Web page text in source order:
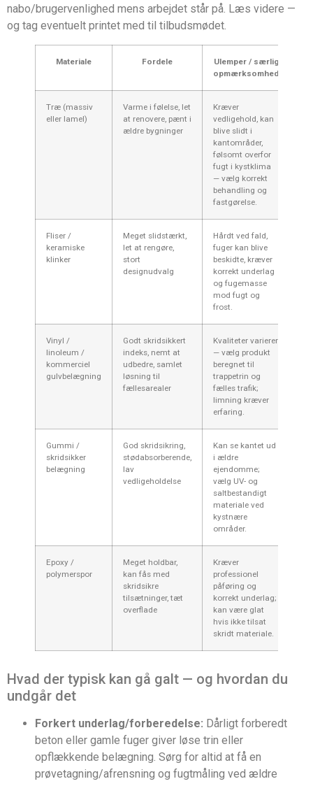
nabo/brugervenlighed mens arbejdet står på. Læs videre —
og tag eventuelt printet med til tilbuds­mødet.
Materiale Fordele
Ulemper / særlig
opmærksomhed
Træ (massiv
eller lamel)
Varme i følelse, let
at renovere, pænt i
ældre bygninger
Kræver
vedligehold, kan
blive slidt i
kantområder,
følsomt overfor
fugt i kystklima
— vælg korrekt
behandling og
fastgørelse.
Fliser /
keramiske
klinker
Meget slidstærkt,
let at rengøre,
stort
designudvalg
Hårdt ved fald,
fuger kan blive
beskidte, kræver
korrekt underlag
og fugemasse
mod fugt og
frost.
Vinyl /
linoleum /
kommerciel
gulvbelægning
Godt skridsikkert
indeks, nemt at
udbedre, samlet
løsning til
fællesarealer
Kvaliteter varierer
— vælg produkt
beregnet til
trappetrin og
fælles trafik;
limning kræver
erfaring.
Gummi /
skridsikker
belægning
God skridsikring,
stødabsorberende,
lav
vedligeholdelse
Kan se kantet ud
i ældre
ejendomme;
vælg UV- og
saltbestandigt
materiale ved
kystnære
områder.
Epoxy /
polymerspor
Meget holdbar,
kan fås med
skridsikre
tilsætninger, tæt
overflade
Kræver
professionel
påføring og
korrekt underlag;
kan være glat
hvis ikke tilsat
skridt materiale.
Hvad der typisk kan gå galt — og hvordan du
undgår det
Forkert underlag/forberedelse: Dårligt forberedt
beton eller gamle fuger giver løse trin eller
opflækkende belægning. Sørg for altid at få en
prøvetagning/afrensning og fugtmåling ved ældre